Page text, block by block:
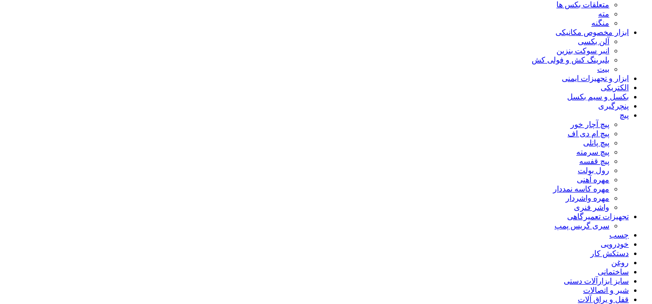
متعلقات بکس ها
مته
منگنه
ابزار مخصوص مکانیکی
آلن بکسی
انبر سوکت بنزین
بلبرینگ کش و فولی کش
بیت
ابزار و تجهیزات ایمنی
الکتریکی
بکسل و سیم بکسل
پنچرگیری
پیچ
پیچ آچار خور
پیچ ام دی اف
پیچ پانلی
پیچ سرمته
پیچ قفسه
رول بولت
مهره آهنی
مهره کاسه نمددار
مهره واشردار
واشر فنری
تجهیزات تعمیرگاهی
سری گریس پمپ
چسب
خودرویی
دستکش کار
روغن
ساختمانی
سایز ابزارآلات دستی
شیر و اتصالات
قفل و یراق آلات